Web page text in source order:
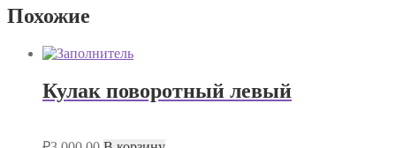
(рестайлинг)
Похожие
Кулак поворотный левый